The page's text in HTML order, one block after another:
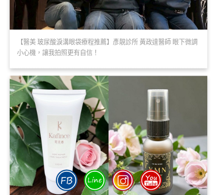
【醫美 玻尿酸淚溝眼袋療程推薦】彥靚診所 黃政達醫師 眼下微調
小心機，讓我拍照更有自信！